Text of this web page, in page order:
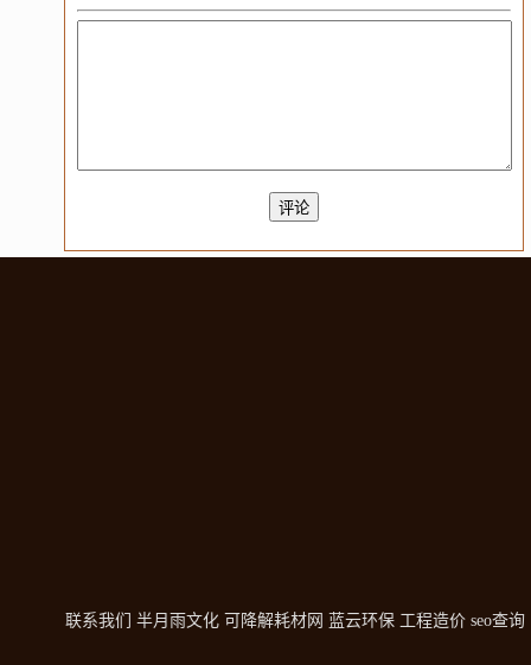
联系我们 半月雨文化 可降解耗材网 蓝云环保 工程造价 seo查询